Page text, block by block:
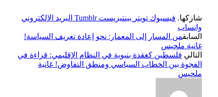
شاركها. فيسبوك تويتر بينتيريست Tumblr البريد الإلكتروني
واتساب
السابقمن المسار إلى المعمار: نحو إعادة تعريف السياسة!
غانية ملحيس
التالي فلسطين كعقدة بنيوية في النظام الإقليمي: قراءة في
الفجوة بين الخطاب السياسي ومنطق التفاوض! غانية
ملحيس